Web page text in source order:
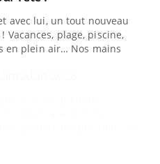
et, pour de
atteintes de
période de questions, de